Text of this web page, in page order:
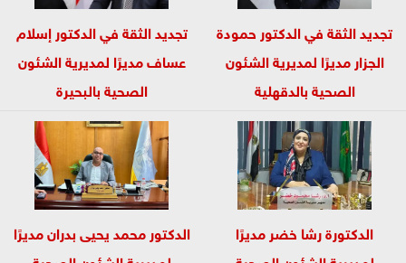
تجديد الثقة في الدكتور حمودة
الجزار مديرًا لمديرية الشئون
الصحية بالدقهلية
تجديد الثقة في الدكتور إسلام
عساف مديرًا لمديرية الشئون
الصحية بالبحيرة
الدكتورة رشا خضر مديرًا
الدكتور محمد يحيى بدران مديرًا